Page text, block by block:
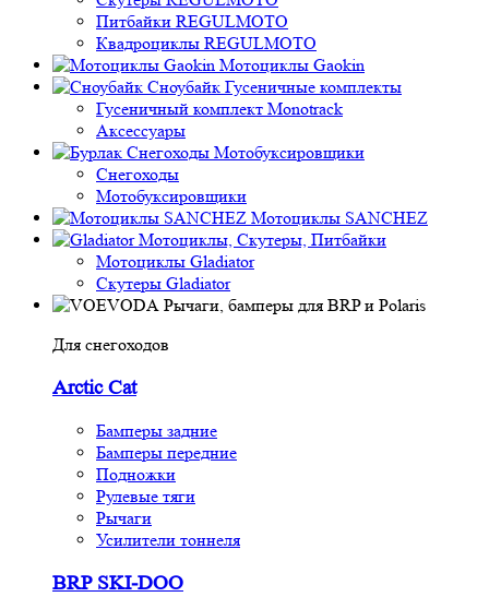
Питбайки REGULMOTO
Квадроциклы REGULMOTO
Мотоциклы Gaokin
Сноубайк Гусеничные комплекты
Гусеничный комплект Monotrack
Аксессуары
Снегоходы Мотобуксировщики
Снегоходы
Мотобуксировщики
Мотоциклы SANCHEZ
Мотоциклы, Скутеры, Питбайки
Мотоциклы Gladiator
Скутеры Gladiator
Рычаги, бамперы для BRP и Polaris
Для снегоходов
Arctic Cat
Бамперы задние
Бамперы передние
Подножки
Рулевые тяги
Рычаги
Усилители тоннеля
BRP SKI-DOO